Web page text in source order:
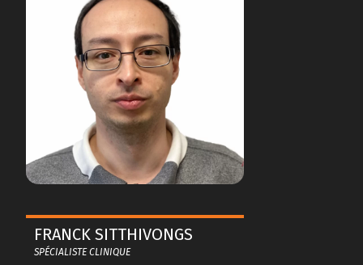
FRANCK SITTHIVONGS
SPÉCIALISTE CLINIQUE